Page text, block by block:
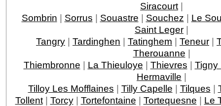
Siracourt |
Sombrin | Sorrus | Souastre | Souchez | Le
Saint Leger |
Tangry | Tardinghen | Tatinghem | Teneur |
Therouanne |
Thiembronne | La Thieuloye | Thievres | Tigny
Hermaville |
Tilloy Les Mofflaines | Tilly Capelle | Tilques |
Tollent| Torcy| Tortefontaine | Tortequesne | Le